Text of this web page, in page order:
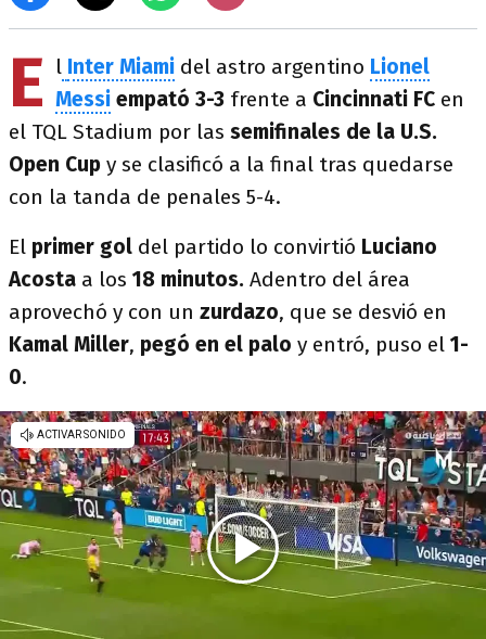
E l Inter Miami del astro argentino Lionel
Messi empató 3-3 frente a Cincinnati FC en
el TQL Stadium por las semifinales de la U.S.
Open Cup y se clasificó a la final tras quedarse
con la tanda de penales 5-4.
El primer gol del partido lo convirtió Luciano
Acosta a los 18 minutos. Adentro del área
aprovechó y con un zurdazo, que se desvió en
Kamal Miller, pegó en el palo y entró, puso el 1-
0.